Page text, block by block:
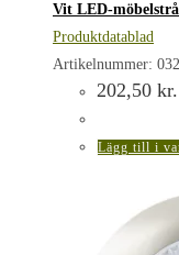
Vit LED-
Produktdatablad
Artikelnummer:
202,50 kr.
Lägg till i